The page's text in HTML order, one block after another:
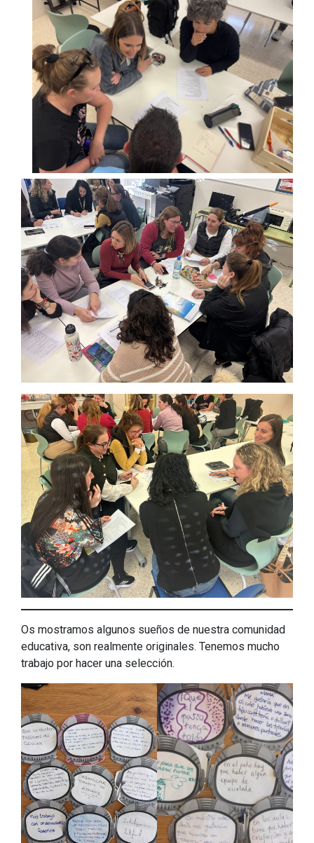
Os mostramos algunos sueños de nuestra comunidad
educativa, son realmente originales. Tenemos mucho
trabajo por hacer una selección.